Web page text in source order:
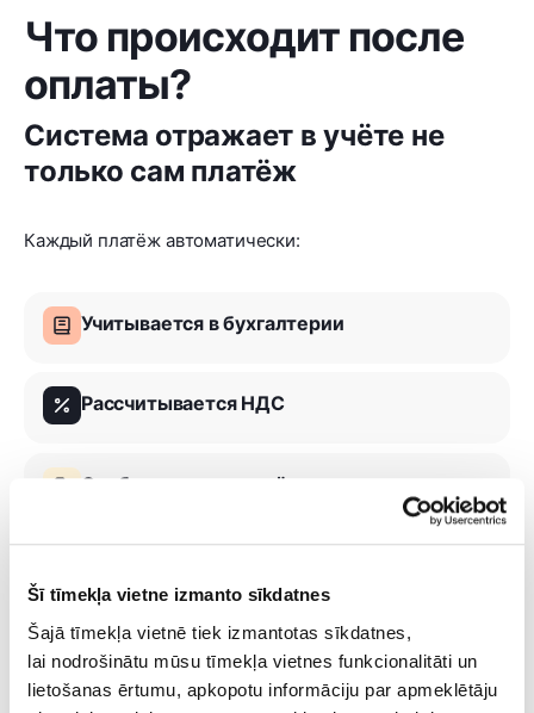
Šī tīmekļa vietne izmanto sīkdatnes
Šajā tīmekļa vietnē tiek izmantotas sīkdatnes,
lai nodrošinātu mūsu tīmekļa vietnes funkcionalitāti un
lietošanas ērtumu, apkopotu informāciju par apmeklētāju
Что происходит после
оплаты?
Система отражает в учёте не
только сам платёж
Каждый платёж автоматически:
Учитывается в бухгалтерии
Рассчитывается НДС
Отображается в отчётах
подключён)
Отчёты готовятся к подаче в Налоговую